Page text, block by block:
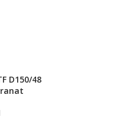
D150/48